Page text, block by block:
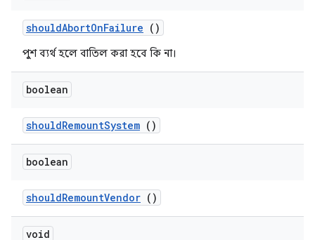
shouldAbortOnFailure ()
পুশ ব্যর্থ হলে বাতিল করা হবে কি না।
boolean
shouldRemountSystem ()
boolean
shouldRemountVendor ()
void